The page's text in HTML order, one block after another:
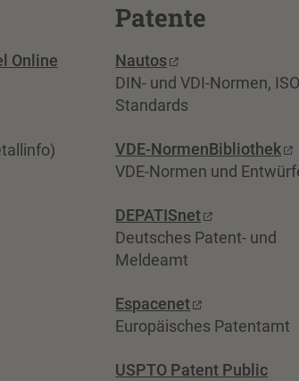
Online
Patente
Nautos
DIN- und VDI-Normen,
Standards
VDE-NormenBibliothek
VDE-Normen und
DEPATISnet
Deutsches Patent- und
Meldeamt
Espacenet
Europäisches Patentamt
USPTO Patent Public